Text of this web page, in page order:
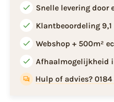
Snelle levering door
Klantbeoordeling 9,1
Webshop + 500m²
Afhaalmogelijkheid
Hulp of advies? 0184